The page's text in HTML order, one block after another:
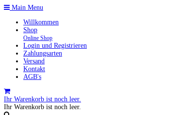
Main Menu
Willkommen
Shop
Online Shop
Login und Registrieren
Zahlungsarten
Versand
Kontakt
AGB's
Ihr Warenkorb ist noch leer.
Ihr Warenkorb ist noch leer.